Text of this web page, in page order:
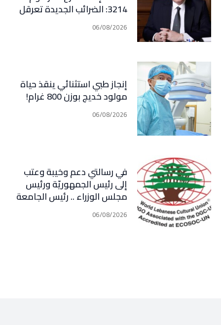
3214: الضرائب الجديدة تعرقل
التعافي الاقتصادي وتناقض
مبدأ الشراكة
06/08/2026
إنجاز طبي استثنائي ينقذ حياة
مولود خديج بوزن 800 غرام!
06/08/2026
في رسالتي دعم وخيبة وعتب
إلى رئيس الجمهوريّة ورئيس
مجلس الوزراء .. رئيس الجامعة
اللبنانية الثقافيّة في العالم
(WLCU) يؤكد دعم الدّولة06/08/2026